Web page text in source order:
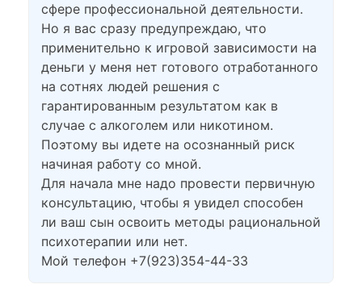
сфере профессиональной деятельности.
Но я вас сразу предупреждаю, что
применительно к игровой зависимости на
деньги у меня нет готового отработанного
на сотнях людей решения с
гарантированным результатом как в
случае с алкоголем или никотином.
Поэтому вы идете на осознанный риск
начиная работу со мной.
Для начала мне надо провести первичную
консультацию, чтобы я увидел способен
ли ваш сын освоить методы рациональной
психотерапии или нет.
Мой телефон +7(923)354-44-33